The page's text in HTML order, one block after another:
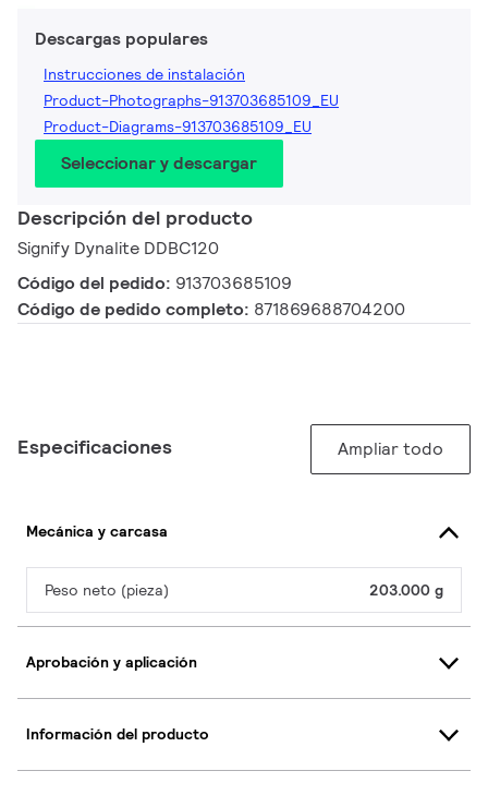
Descargas populares
Instrucciones de instalación
Product-Photographs-913703685109_EU
Product-Diagrams-913703685109_EU
Seleccionar y descargar
Descripción del producto
Signify Dynalite DDBC120
Código del pedido: 913703685109
Código de pedido completo: 871869688704200
Especificaciones Ampliar todo
Mecánica y carcasa
Peso neto (pieza) 203.000 g
Aprobación y aplicación
Información del producto